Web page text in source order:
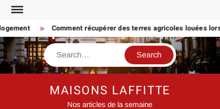
Skip
content
Comment récupérer des terres agricoles louées
Search
MAISONS LAFFITTE
Nos articles de la semaine